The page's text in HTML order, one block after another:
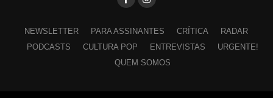
NEWSLETTER PARA ASSINANTES CRÍTICA
RADAR
PODCASTS
CULTURA POP ENTREVISTAS
URGENTE!
QUEM SOMOS